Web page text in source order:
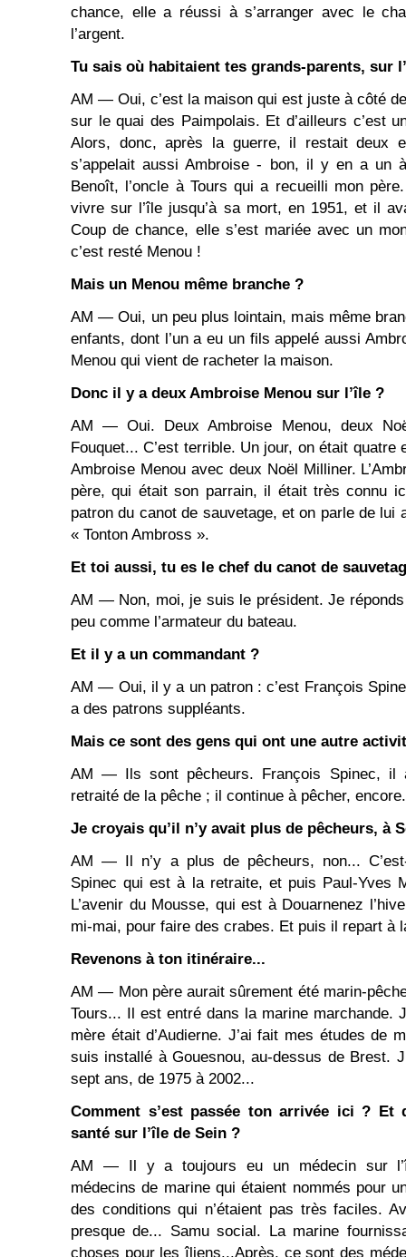
chance, elle a réussi à s’arranger avec le
l’argent.
Tu sais où habitaient tes grands-parents, sur
AM ― Oui, c’est la maison qui est juste à côté
sur le quai des Paimpolais. Et d’ailleurs c’est
Alors, donc, après la guerre, il restait deux
s’appelait aussi Ambroise - bon, il y en a un
Benoît, l’oncle à Tours qui a recueilli mon
vivre sur l’île jusqu’à sa mort, en 1951, et il
Coup de chance, elle s’est mariée avec un
c’est resté Menou !
Mais un Menou même branche ?
AM ― Oui, un peu plus lointain, mais même
enfants, dont l’un a eu un fils appelé aussi
Menou qui vient de racheter la maison.
Donc il y a deux Ambroise Menou sur l’île ?
AM ― Oui. Deux Ambroise Menou, deux
Fouquet... C’est terrible. Un jour, on était
Ambroise Menou avec deux Noël Milliner.
père, qui était son parrain, il était très connu
patron du canot de sauvetage, et on parle de lui
« Tonton Ambross ».
Et toi aussi, tu es le chef du canot de
AM ― Non, moi, je suis le président. Je
peu comme l’armateur du bateau.
Et il y a un commandant ?
AM ― Oui, il y a un patron : c’est François
a des patrons suppléants.
Mais ce sont des gens qui ont une autre
AM ― Ils sont pêcheurs. François Spinec, il
retraité de la pêche ; il continue à pêcher, encore.
Je croyais qu’il n’y avait plus de pêcheurs, à
AM ― Il n’y a plus de pêcheurs, non...
Spinec qui est à la retraite, et puis Paul-Yves
L’avenir du Mousse, qui est à Douarnenez
mi-mai, pour faire des crabes. Et puis il repart à
Revenons à ton itinéraire...
AM ― Mon père aurait sûrement été marin-
Tours... Il est entré dans la marine marchande.
mère était d’Audierne. J’ai fait mes études de
suis installé à Gouesnou, au-dessus de Brest.
sept ans, de 1975 à 2002...
Comment s’est passée ton arrivée ici ? Et
santé sur l’île de Sein ?
AM ― Il y a toujours eu un médecin sur
médecins de marine qui étaient nommés pour
des conditions qui n’étaient pas très faciles.
presque de... Samu social. La marine
choses pour les îliens...Après, ce sont des